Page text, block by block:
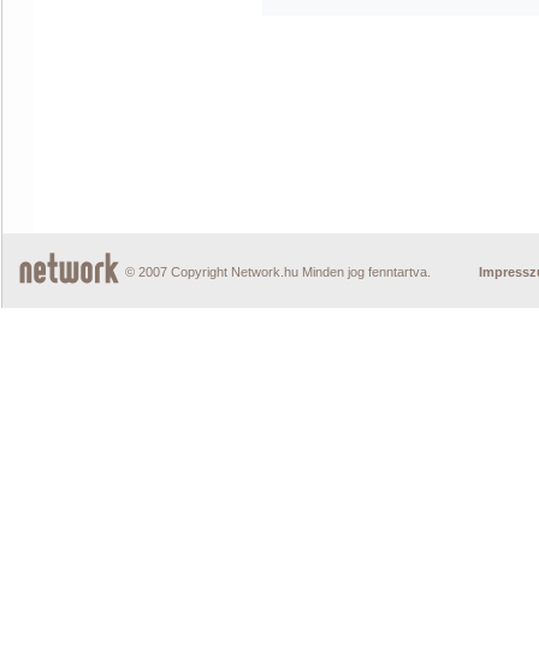
© 2007 Copyright Network.hu Minden jog fenntartva.